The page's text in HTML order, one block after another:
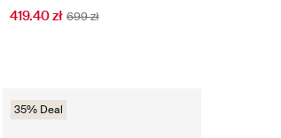
419.40 zł 699 zł
35% Deal